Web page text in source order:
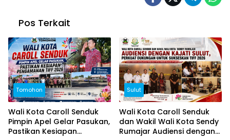
Pos Terkait
Tomohon
Wali Kota Caroll Senduk
Pimpin Apel Gelar Pasukan,
Pastikan Kesiapan
Sulut
Wali Kota Caroll Senduk
dan Wakil Wali Kota Sendy
Rumajar Audiensi dengan